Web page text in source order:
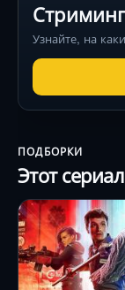
Узнайте, на
ПОДБОРКИ
Этот